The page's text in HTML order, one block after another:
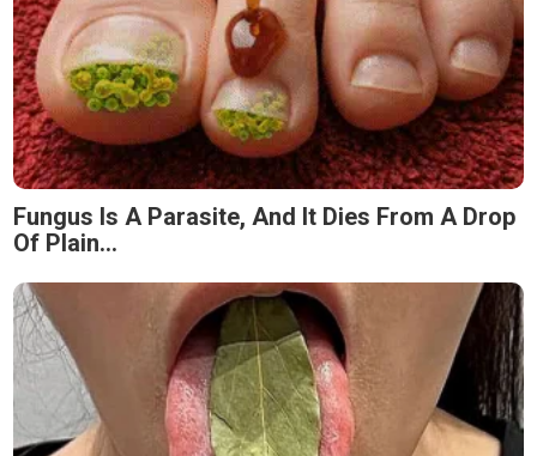
Fungus Is A Parasite, And It Dies From A Drop
Of Plain...